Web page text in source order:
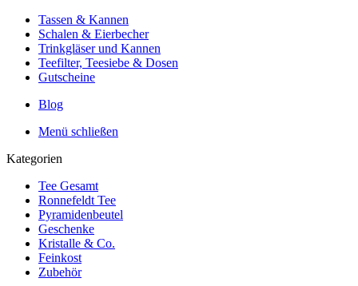
Tassen & Kannen
Schalen & Eierbecher
Trinkgläser und Kannen
Teefilter, Teesiebe & Dosen
Gutscheine
Blog
Menü schließen
Kategorien
Tee Gesamt
Ronnefeldt Tee
Pyramidenbeutel
Geschenke
Kristalle & Co.
Feinkost
Zubehör